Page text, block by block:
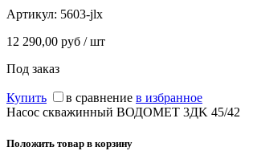
Артикул: 5603-jlx
12 290,00 руб / шт
Под заказ
Купить в сравнение в избранное
Насос скважинный ВОДОМЕТ 3ДK 45/42
Положить товар в корзину